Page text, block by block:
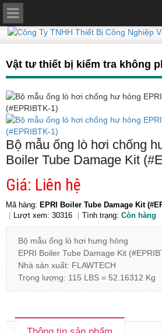
Vật tư thiết bị kiểm tra không
Bộ mẫu ống lò hơi chống
Boiler Tube Damage Kit
Giá: Liên hệ
Mã hàng: EPRI Boiler Tube Damage Kit
Lượt xem: 30316
Tình trạng: Còn hàng
Bộ mẫu ống lò hơi hưng hỏng
EPRI Boiler Tube Damage Kit
Nhà sản xuất: FLAWTECH
Trọng lượng: 115 LBS = 52.16312 Kg